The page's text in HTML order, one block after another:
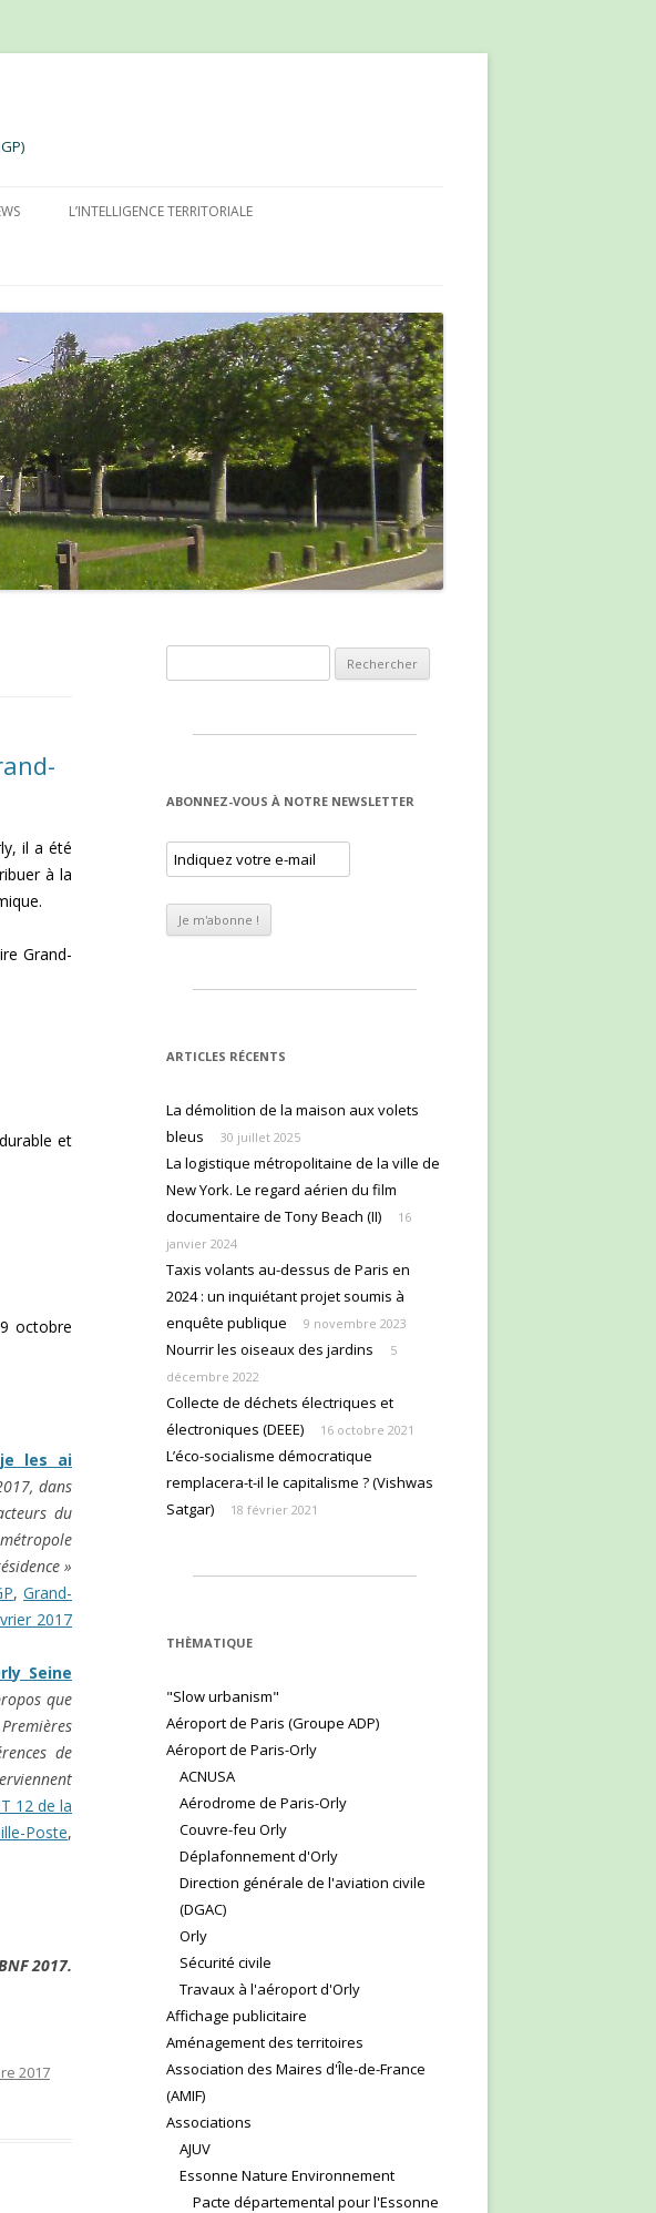
L’INTELLIGENCE TERRITORIALE
il a été
à la
Grand-
et
octobre
je les ai
dans
du
»
, Grand-
2017
Seine
que
de
12 de la
Poste,
2017.
2017
ABONNEZ-VOUS À NOTRE NEWSLETTER
ARTICLES RÉCENTS
La démolition de la maison aux volets
bleus
30 juillet 2025
La logistique métropolitaine de la ville de
New York. Le regard aérien du film
documentaire de Tony Beach (II)
16
janvier 2024
Taxis volants au-dessus de Paris en
2024 : un inquiétant projet soumis à
enquête publique
9 novembre 2023
Nourrir les oiseaux des jardins
5
décembre 2022
Collecte de déchets électriques et
électroniques (DEEE)
16 octobre 2021
L’éco-socialisme démocratique
remplacera-t-il le capitalisme ? (Vishwas
Satgar)
18 février 2021
THÈMATIQUE
"Slow urbanism"
Aéroport de Paris (Groupe ADP)
Aéroport de Paris-Orly
ACNUSA
Aérodrome de Paris-Orly
Couvre-feu Orly
Déplafonnement d'Orly
Direction générale de l'aviation civile
(DGAC)
Orly
Sécurité civile
Travaux à l'aéroport d'Orly
Affichage publicitaire
Aménagement des territoires
Association des Maires d'Île-de-France
(AMIF)
Associations
AJUV
Essonne Nature Environnement
Pacte départemental pour l'Essonne